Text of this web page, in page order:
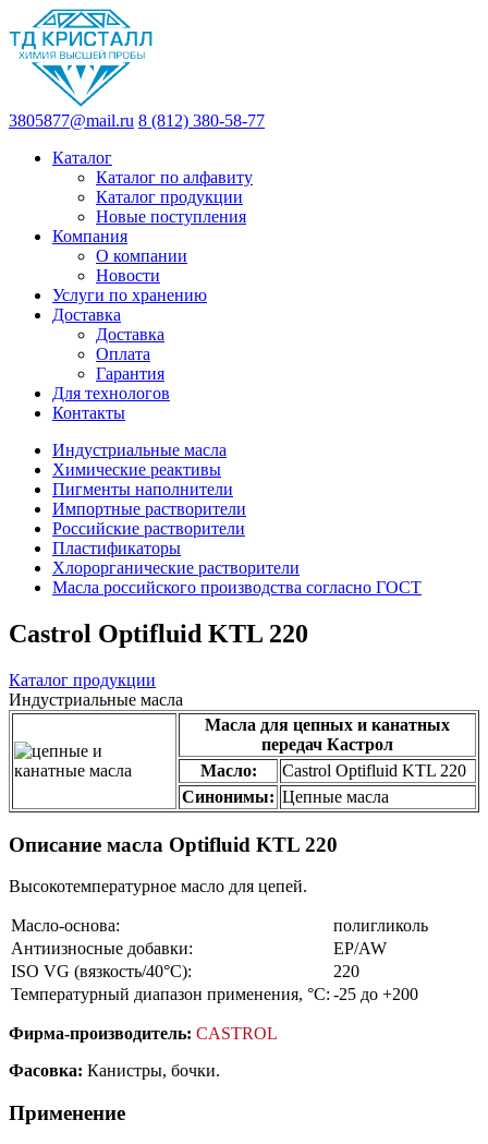
3805877@mail.ru 8 (812) 380-58-77
Каталог
Каталог по алфавиту
Каталог продукции
Новые поступления
Компания
О компании
Новости
Услуги по хранению
Доставка
Доставка
Оплата
Гарантия
Для технологов
Контакты
Индустриальные масла
Химические реактивы
Пигменты наполнители
Импортные растворители
Российские растворители
Пластификаторы
Хлорорганические растворители
Масла российского производства согласно ГОСТ
Castrol Optifluid KTL 220
Каталог продукции
Индустриальные масла
Масла для цепных и канатных
передач Кастрол
Масло:
Castrol Optifluid KTL 220
Синонимы: Цепные масла
Описание масла Optifluid KTL 220
Высокотемпературное масло для цепей.
Масло-основа:
полигликоль
Антиизносные добавки:
EP/AW
ISO VG (вязкость/40°С):
220
Температурный диапазон применения, °С: -25 до +200
Фирма-производитель: CASTROL
Фасовка: Канистры, бочки.
Применение